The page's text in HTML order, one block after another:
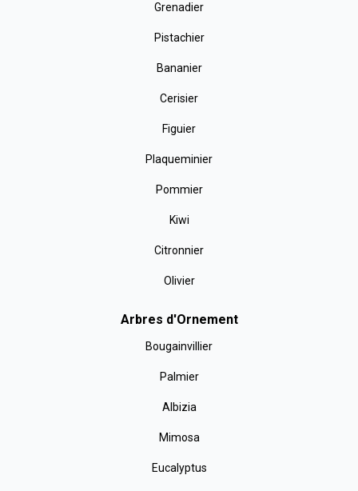
Grenadier
Pistachier
Bananier
Cerisier
Figuier
Plaqueminier
Pommier
Kiwi
Citronnier
Olivier
Arbres d'Ornement
Bougainvillier
Palmier
Albizia
Mimosa
Eucalyptus